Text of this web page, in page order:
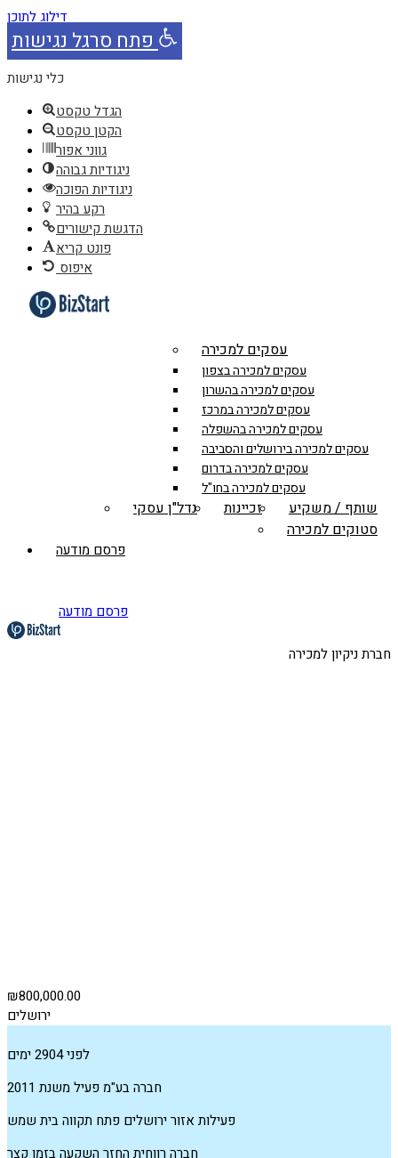
דילוג לתוכן
פתח סרגל נגישות
כלי נגישות
הגדל טקסט
הקטן טקסט
גווני אפור
ניגודיות גבוהה
ניגודיות הפוכה
רקע בהיר
הדגשת קישורים
פונט קריא
איפוס
עסקים למכירה
עסקים למכירה בצפון
עסקים למכירה בהשרון
עסקים למכירה במרכז
עסקים למכירה בהשפלה
עסקים למכירה בירושלים והסביבה
עסקים למכירה בדרום
עסקים למכירה בחו"ל
שותף / משקיע זכיינות
נדל"ן עסקי
סטוקים למכירה
פרסם מודעה
פרסם מודעה
חברת ניקיון למכירה
₪800,000.00
ירושלים
לפני 2904 ימים
פעילות אזור ירושלים פתח תקווה בית שמש